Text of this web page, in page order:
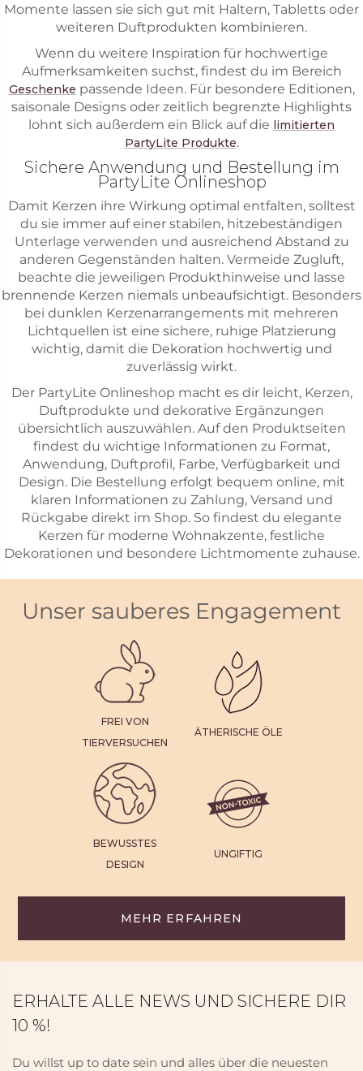
Momente lassen sie sich gut mit Haltern, Tabletts oder
weiteren Duftprodukten kombinieren.
Wenn du weitere Inspiration für hochwertige
Aufmerksamkeiten suchst, findest du im Bereich
Geschenke passende Ideen. Für besondere Editionen,
saisonale Designs oder zeitlich begrenzte Highlights
lohnt sich außerdem ein Blick auf die limitierten
PartyLite Produkte.
Sichere Anwendung und Bestellung im
PartyLite Onlineshop
Damit Kerzen ihre Wirkung optimal entfalten, solltest
du sie immer auf einer stabilen, hitzebeständigen
Unterlage verwenden und ausreichend Abstand zu
anderen Gegenständen halten. Vermeide Zugluft,
beachte die jeweiligen Produkthinweise und lasse
brennende Kerzen niemals unbeaufsichtigt. Besonders
bei dunklen Kerzenarrangements mit mehreren
Lichtquellen ist eine sichere, ruhige Platzierung
wichtig, damit die Dekoration hochwertig und
zuverlässig wirkt.
Der PartyLite Onlineshop macht es dir leicht, Kerzen,
Duftprodukte und dekorative Ergänzungen
übersichtlich auszuwählen. Auf den Produktseiten
findest du wichtige Informationen zu Format,
Anwendung, Duftprofil, Farbe, Verfügbarkeit und
Design. Die Bestellung erfolgt bequem online, mit
klaren Informationen zu Zahlung, Versand und
Rückgabe direkt im Shop. So findest du elegante
Kerzen für moderne Wohnakzente, festliche
Dekorationen und besondere Lichtmomente zuhause.
Unser sauberes Engagement
FREI VON
TIERVERSUCHEN
ÄTHERISCHE ÖLE
BEWUSSTES
DESIGN
UNGIFTIG
MEHR ERFAHREN
ERHALTE ALLE NEWS UND SICHERE DIR
10 %!
Du willst up to date sein und alles über die neuesten